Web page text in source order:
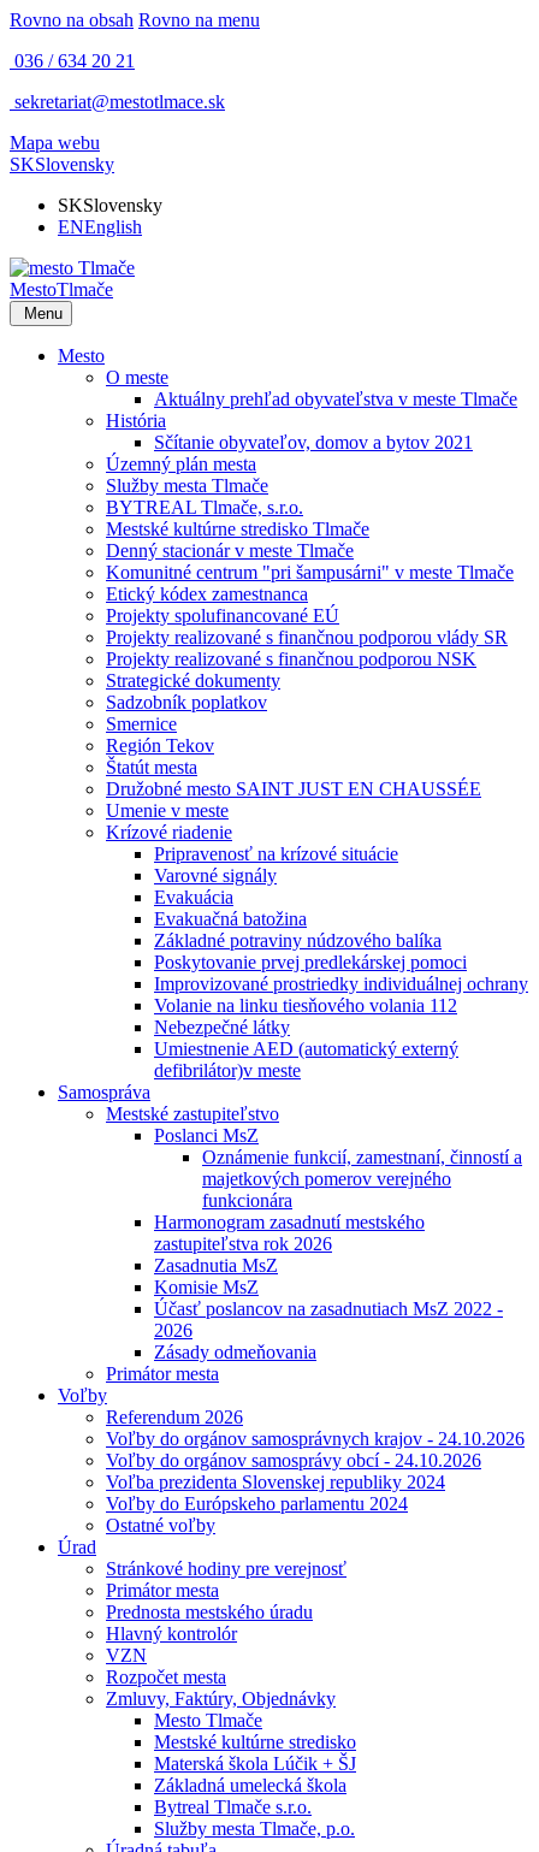
Rovno na obsah Rovno na menu
036 / 634 20 21
sekretariat@mestotlmace.sk
Mapa webu
SKSlovensky
SKSlovensky
ENEnglish
MestoTlmače
Menu
Mesto
O meste
Aktuálny prehľad obyvateľstva v meste Tlmače
História
Sčítanie obyvateľov, domov a bytov 2021
Územný plán mesta
Služby mesta Tlmače
BYTREAL Tlmače, s.r.o.
Mestské kultúrne stredisko Tlmače
Denný stacionár v meste Tlmače
Komunitné centrum "pri šampusárni" v meste Tlmače
Etický kódex zamestnanca
Projekty spolufinancované EÚ
Projekty realizované s finančnou podporou vlády SR
Projekty realizované s finančnou podporou NSK
Strategické dokumenty
Sadzobník poplatkov
Smernice
Región Tekov
Štatút mesta
Družobné mesto SAINT JUST EN CHAUSSÉE
Umenie v meste
Krízové riadenie
Pripravenosť na krízové situácie
Varovné signály
Evakuácia
Evakuačná batožina
Základné potraviny núdzového balíka
Poskytovanie prvej predlekárskej pomoci
Improvizované prostriedky individuálnej ochrany
Volanie na linku tiesňového volania 112
Nebezpečné látky
Umiestnenie AED (automatický externý
defibrilátor)v meste
Samospráva
Mestské zastupiteľstvo
Poslanci MsZ
Oznámenie funkcií, zamestnaní, činností a
majetkových pomerov verejného
funkcionára
Harmonogram zasadnutí mestského
zastupiteľstva rok 2026
Zasadnutia MsZ
Komisie MsZ
Účasť poslancov na zasadnutiach MsZ 2022 -
2026
Zásady odmeňovania
Primátor mesta
Voľby
Referendum 2026
Voľby do orgánov samosprávnych krajov - 24.10.2026
Voľby do orgánov samosprávy obcí - 24.10.2026
Voľba prezidenta Slovenskej republiky 2024
Voľby do Európskeho parlamentu 2024
Ostatné voľby
Úrad
Stránkové hodiny pre verejnosť
Primátor mesta
Prednosta mestského úradu
Hlavný kontrolór
VZN
Rozpočet mesta
Zmluvy, Faktúry, Objednávky
Mesto Tlmače
Mestské kultúrne stredisko
Materská škola Lúčik + ŠJ
Základná umelecká škola
Bytreal Tlmače s.r.o.
Služby mesta Tlmače, p.o.